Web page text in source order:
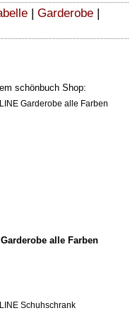
| Garderobe |
schönbuch Shop:
Garderobe alle Farben